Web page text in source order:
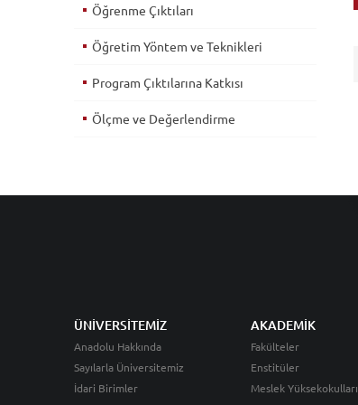
Öğrenme Çıktıları
Öğretim Yöntem ve Teknikleri
Program Çıktılarına Katkısı
Ölçme ve Değerlendirme
ÜNİVERSİTEMİZ
Anadolu Hakkında
Sayılarla Üniversitemiz
İdari Birimler
AKADEMİK
Fakülteler
Enstitüler
Meslek Yüksekokulları